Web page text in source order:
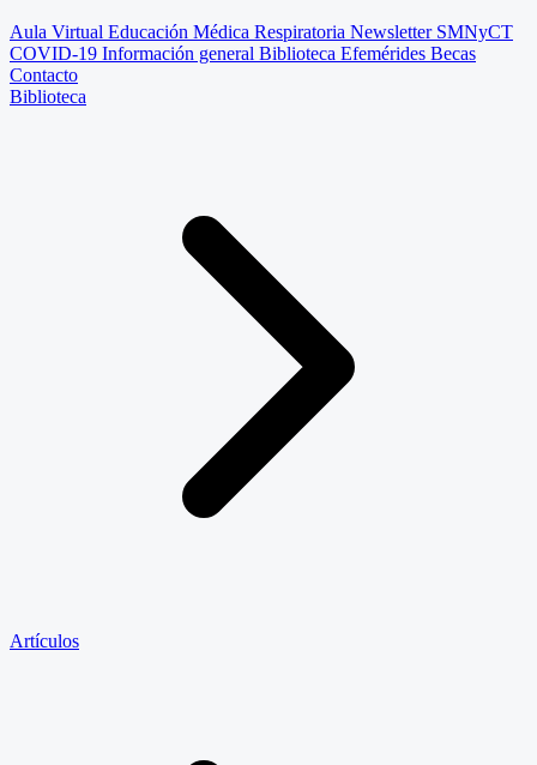
Aula Virtual Educación Médica Respiratoria Newsletter SMNyCT
COVID-19 Información general Biblioteca Efemérides Becas
Contacto
Biblioteca
Artículos